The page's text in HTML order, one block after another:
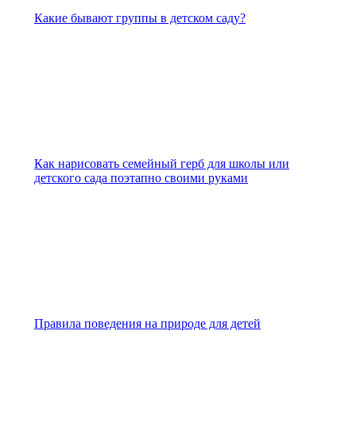
Какие бывают группы в детском саду?
Как нарисовать семейный герб для школы или
детского сада поэтапно своими руками
Правила поведения на природе для детей